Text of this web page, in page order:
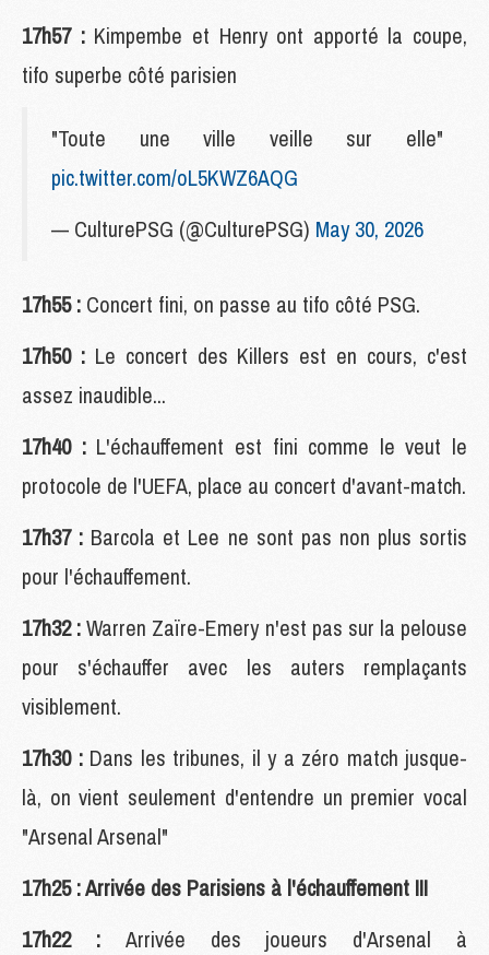
17h57 : Kimpembe et Henry ont apporté la coupe,
tifo superbe côté parisien
"Toute une ville veille sur elle"
pic.twitter.com/oL5KWZ6AQG
— CulturePSG (@CulturePSG) May 30, 2026
17h55 : Concert fini, on passe au tifo côté PSG.
17h50 : Le concert des Killers est en cours, c'est
assez inaudible...
17h40 : L'échauffement est fini comme le veut le
protocole de l'UEFA, place au concert d'avant-match.
17h37 : Barcola et Lee ne sont pas non plus sortis
pour l'échauffement.
17h32 :Warren Zaïre-Emery n'est pas sur la pelouse
pour s'échauffer avec les auters remplaçants
visiblement.
17h30 : Dans les tribunes, il y a zéro match jusque-
là, on vient seulement d'entendre un premier vocal
"Arsenal Arsenal"
17h25 : Arrivée des Parisiens à l'échauffement !!!
17h22 : Arrivée des joueurs d'Arsenal à